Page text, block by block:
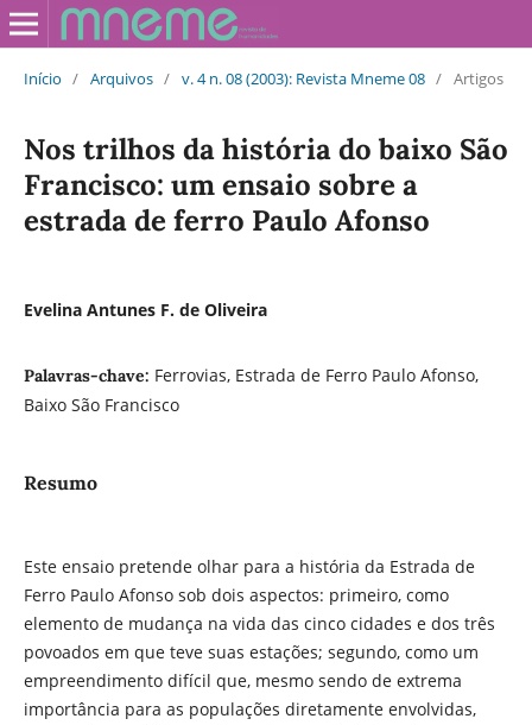
Início / Arquivos / v. 4 n. 08 (2003): Revista Mneme 08 / Artigos
Nos trilhos da história do baixo São
Francisco: um ensaio sobre a
estrada de ferro Paulo Afonso
Evelina Antunes F. de Oliveira
Palavras-chave: Ferrovias, Estrada de Ferro Paulo Afonso,
Baixo São Francisco
Resumo
Este ensaio pretende olhar para a história da Estrada de
Ferro Paulo Afonso sob dois aspectos: primeiro, como
elemento de mudança na vida das cinco cidades e dos três
povoados em que teve suas estações; segundo, como um
empreendimento difícil que, mesmo sendo de extrema
importância para as populações diretamente envolvidas,